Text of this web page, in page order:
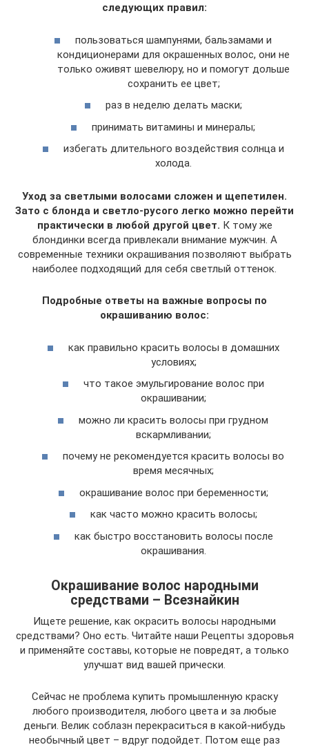
следующих правил:
пользоваться шампунями, бальзамами и
кондиционерами для окрашенных волос, они не
только оживят шевелюру, но и помогут дольше
сохранить ее цвет;
раз в неделю делать маски;
принимать витамины и минералы;
избегать длительного воздействия солнца и
холода.
Уход за светлыми волосами сложен и щепетилен.
Зато с блонда и светло-русого легко можно перейти
практически в любой другой цвет. К тому же
блондинки всегда привлекали внимание мужчин. А
современные техники окрашивания позволяют выбрать
наиболее подходящий для себя светлый оттенок.
Подробные ответы на важные вопросы по
окрашиванию волос:
как правильно красить волосы в домашних
условиях;
что такое эмульгирование волос при
окрашивании;
можно ли красить волосы при грудном
вскармливании;
почему не рекомендуется красить волосы во
время месячных;
окрашивание волос при беременности;
как часто можно красить волосы;
как быстро восстановить волосы после
окрашивания.
Окрашивание волос народными
средствами – Всезнайкин
Ищете решение, как окрасить волосы народными
средствами? Оно есть. Читайте наши Рецепты здоровья
и применяйте составы, которые не повредят, а только
улучшат вид вашей прически.
Сейчас не проблема купить промышленную краску
любого производителя, любого цвета и за любые
деньги. Велик соблазн перекраситься в какой-нибудь
необычный цвет – вдруг подойдет. Потом еще раз